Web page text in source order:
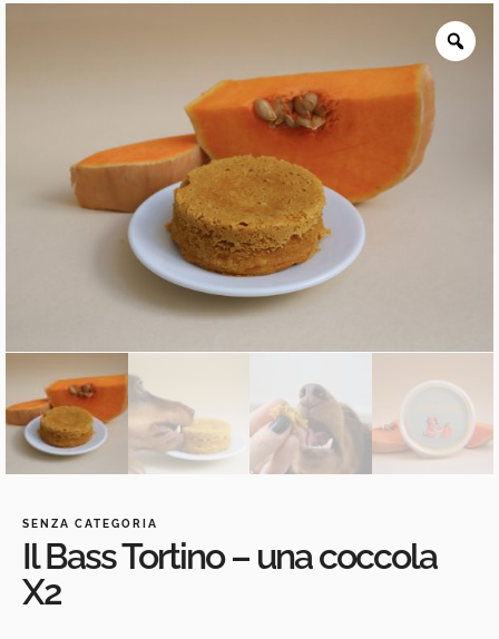
SENZA CATEGORIA
Il Bass Tortino – una coccola
X2